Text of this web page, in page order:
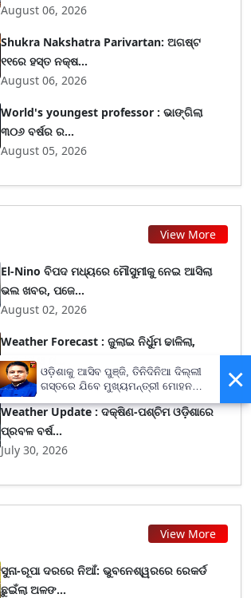
August 06, 2026
Shukra Nakshatra Parivartan: ଅଗଷ୍ଟ
୧୧ରେ ହସ୍ତ ନକ୍ଷ...
August 06, 2026
World's youngest professor : ଭାଙ୍ଗିଲା
୩୦୬ ବର୍ଷର ର...
August 05, 2026
View More
El-Nino ବିପଦ ମଧ୍ୟରେ ମୌସୁମୀକୁ ନେଇ ଆସିଲା
ଭଲ ଖବର, ପଜେ...
August 02, 2026
Weather Forecast : ଜୁଲାଇ ନିର୍ଧୁମ ଢାଳିଲା,
ଅଗଷ୍ଟ ଓ ସ...
August 01, 2026
Weather Update : ଦକ୍ଷିଣ-ପଶ୍ଚିମ ଓଡ଼ିଶାରେ
ପ୍ରବଳ ବର୍ଷ...
July 30, 2026
View More
ସୁନା-ରୂପା ଦରରେ ନିଆଁ: ଭୁବନେଶ୍ୱରରେ ରେକର୍ଡ
ଛୁଇଁଲା ଅଳଙ...
×
ଓଡ଼ିଶାକୁ ଆସିବ ପୁଞ୍ଜି, ତିନିଦିନିଆ ଦିଲ୍ଲୀ
ଗସ୍ତରେ ଯିବେ ମୁଖ୍ୟମନ୍ତ୍ରୀ ମୋହନ